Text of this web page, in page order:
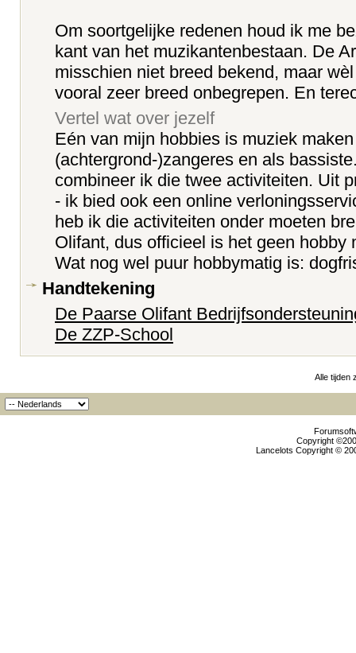
Om soortgelijke redenen houd ik me
kant van het muzikantenbestaan. De
misschien niet breed bekend, maar
vooral zeer breed onbegrepen. En
Vertel wat over jezelf
Eén van mijn hobbies is muziek
(achtergrond-)zangeres en als
combineer ik die twee activiteiten. Uit
- ik bied ook een online
heb ik die activiteiten onder moeten
Olifant, dus officieel is het geen hobby
Wat nog wel puur hobbymatig is:
Handtekening
De Paarse Olifant
De ZZP-School
Alle tijden
Copyright
Lancelots Copyright ©